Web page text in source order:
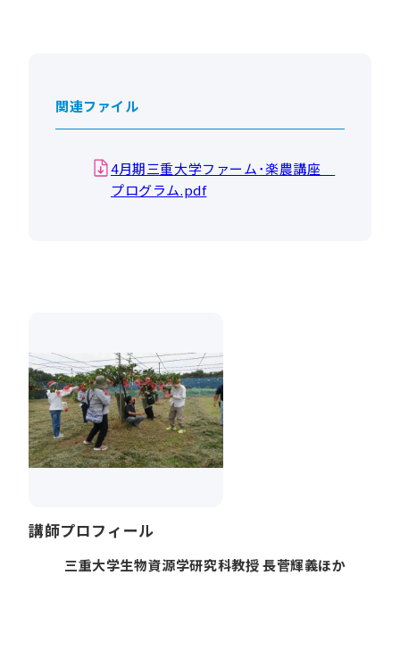
関連ファイル
4月期三重大学ファーム･楽農講座
プログラム.pdf
講師プロフィール
三重大学生物資源学研究科教授 長菅輝義ほか